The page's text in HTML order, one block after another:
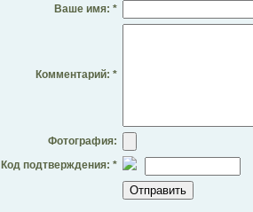
Ваше имя: *
Комментарий: *
Фотография:
Код подтверждения: *